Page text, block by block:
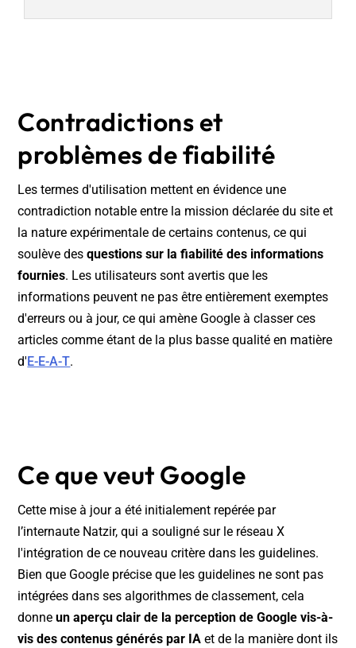
Contradictions et
problèmes de fiabilité
Les termes d'utilisation mettent en évidence une
contradiction notable entre la mission déclarée du site et
la nature expérimentale de certains contenus, ce qui
soulève desquestions sur la fiabilité des informations
fournies. Les utilisateurs sont avertis que les
informations peuvent ne pas être entièrement exemptes
d'erreurs ou à jour, ce qui amène Google à classer ces
articles comme étant de la plus basse qualité en matière
d'E-E-A-T.
Ce que veut Google
Cette mise à jour a été initialement repérée par
l’internaute Natzir, qui a souligné sur le réseau X
l'intégration de ce nouveau critère dans les guidelines.
Bien que Google précise que les guidelines ne sont pas
intégrées dans ses algorithmes de classement, cela
donneun aperçu clair de la perception de Google vis-à-
vis des contenus générés par IA et de la manière dont ils